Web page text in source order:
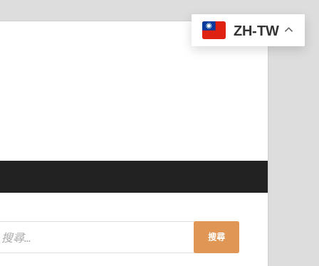
ZH-TW